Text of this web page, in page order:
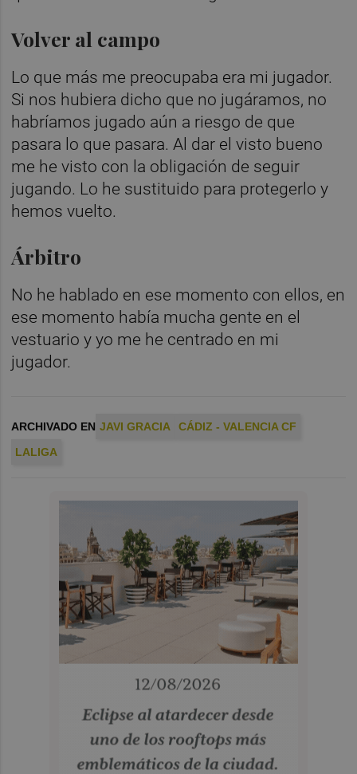
Volver al campo
Lo que más me preocupaba era mi jugador.
Si nos hubiera dicho que no jugáramos, no
habríamos jugado aún a riesgo de que
pasara lo que pasara. Al dar el visto bueno
me he visto con la obligación de seguir
jugando. Lo he sustituido para protegerlo y
hemos vuelto.
Árbitro
No he hablado en ese momento con ellos, en
ese momento había mucha gente en el
vestuario y yo me he centrado en mi
jugador.
ARCHIVADO EN JAVI GRACIA
CÁDIZ - VALENCIA CF
LALIGA